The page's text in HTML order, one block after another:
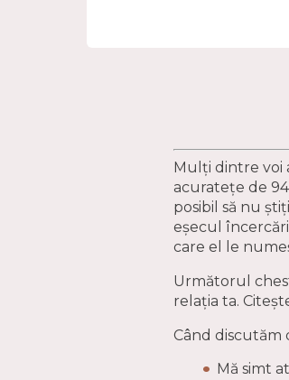
Mulți dintre voi
acuratețe de
posibil să nu
eșecul
care el le
Următorul
relația ta.
Când discutăm
Mă simt